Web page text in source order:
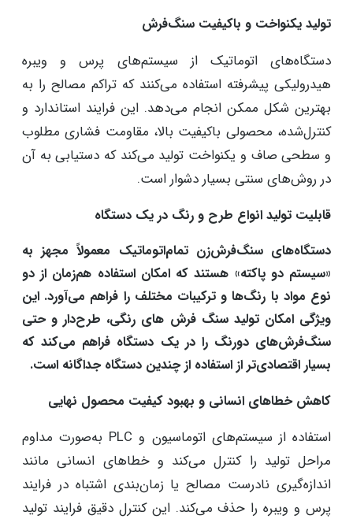
تولید یکنواخت و باکیفیت سنگ‌فرش
دستگاه‌های اتوماتیک از سیستم‌های پرس و ویبره
هیدرولیکی پیشرفته استفاده می‌کنند که تراکم مصالح را به
بهترین شکل ممکن انجام می‌دهد. این فرایند استاندارد و
کنترل‌شده، محصولی باکیفیت بالا، مقاومت فشاری مطلوب
و سطحی صاف و یکنواخت تولید می‌کند که دستیابی به آن
در روش‌های سنتی بسیار دشوار است. ​
قابلیت تولید انواع طرح و رنگ در یک دستگاه
دستگاه‌های سنگ‌فرش‌زن تمام‌اتوماتیک معمولاً مجهز به
«سیستم دو پاکته» هستند که امکان استفاده هم‌زمان از دو
نوع مواد با رنگ‌ها و ترکیبات مختلف را فراهم می‌آورد. این
ویژگی امکان تولید سنگ فرش های رنگی، طرح‌دار و حتی
سنگ‌فرش‌های دورنگ را در یک دستگاه فراهم می‌کند که
بسیار اقتصادی‌تر از استفاده از چندین دستگاه جداگانه است. ​
کاهش خطاهای انسانی و بهبود کیفیت محصول نهایی
استفاده از سیستم‌های اتوماسیون و PLC به‌صورت مداوم
مراحل تولید را کنترل می‌کند و خطاهای انسانی مانند
اندازه‌گیری نادرست مصالح یا زمان‌بندی اشتباه در فرایند
پرس و ویبره را حذف می‌کند. این کنترل دقیق فرایند تولید